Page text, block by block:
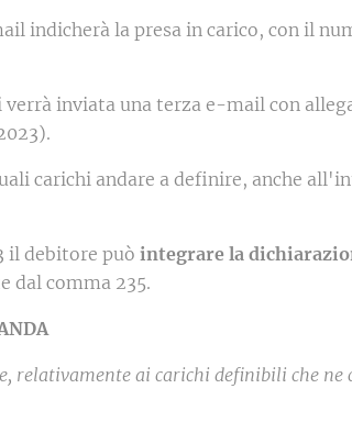
indicherà la presa in carico, con il
inviata una terza e-mail con
carichi andare a definire, anche
il debitore può integrare la
dal comma 235.
relativamente ai carichi definibili che ne